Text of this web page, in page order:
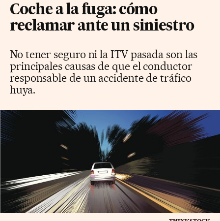
Coche a la fuga: cómo
reclamar ante un siniestro
No tener seguro ni la ITV pasada son las
principales causas de que el conductor
responsable de un accidente de tráfico
huya.